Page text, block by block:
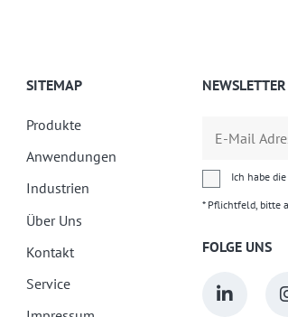
SITEMAP
Produkte
Anwendungen
Industrien
Über Uns
Kontakt
Service
Ich habe die
* Pflichtfeld, bitte
FOLGE UNS